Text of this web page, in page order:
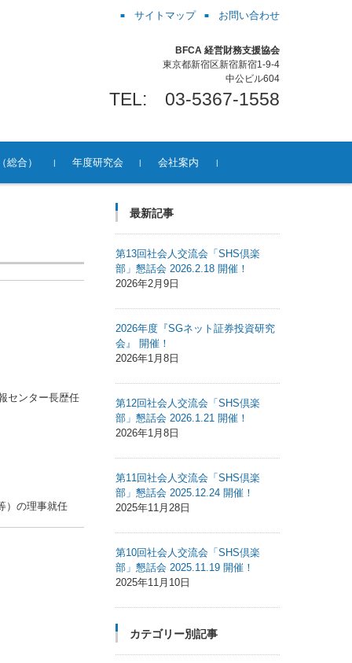
サイトマップ お問い合わせ
BFCA 経営財務支援協会
東京都新宿区新宿新宿1-9-4
中公ビル604
TEL: 03-5367-1558
総合）
JSK事業再生シニアアドバ
事業承継対策アドバイザー
事業承継対策シニアAD養成
年度研究会
2023年エイジテック研究会
2022年エイジテック研究会
2021年介護離職防止研究会
会社案内
センター長歴任
）の理事就任
最新記事
第13回社会人交流会「SHS倶楽
部」懇話会 2026.2.18 開催！
2026年2月9日
2026年度『SGネット証券投資研究
会』 開催！
2026年1月8日
第12回社会人交流会「SHS倶楽
部」懇話会 2026.1.21 開催！
2026年1月8日
第11回社会人交流会「SHS倶楽
部」懇話会 2025.12.24 開催！
2025年11月28日
第10回社会人交流会「SHS倶楽
部」懇話会 2025.11.19 開催！
2025年11月10日
カテゴリー別記事